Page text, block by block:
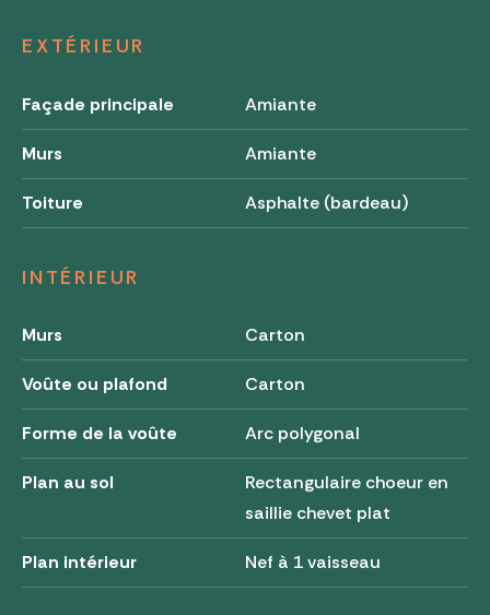
EXTÉRIEUR
Façade principale Amiante
Murs Amiante
Toiture Asphalte (bardeau)
INTÉRIEUR
Murs Carton
Voûte ou plafond Carton
Forme de la voûte Arc polygonal
Plan au sol
Rectangulaire choeur en
saillie chevet plat
Plan intérieur Nef à 1 vaisseau